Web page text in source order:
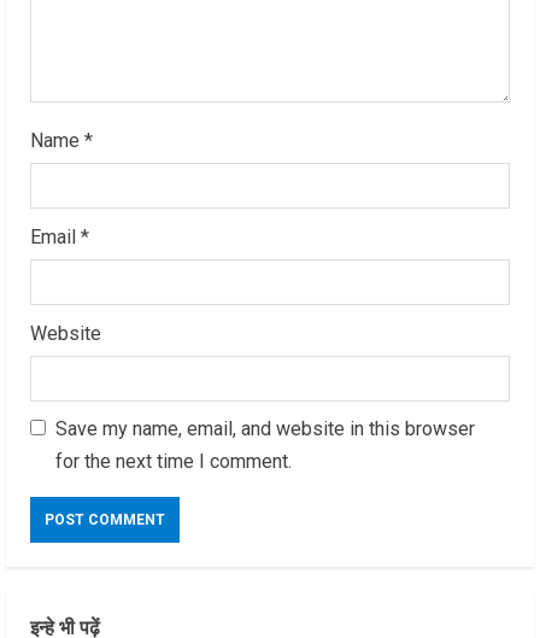
g
Name *
Email *
Website
Save my name, email, and website in this browser
for the next time I comment.
इन्हे भी पढ़ें